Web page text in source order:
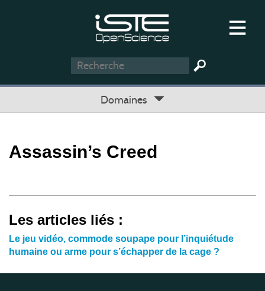
Domaines
Assassin’s Creed
Les articles liés :
Le jeu vidéo, commode soupape pour l’inquiétude
humaine ou arme pour s’échapper de la cage ?